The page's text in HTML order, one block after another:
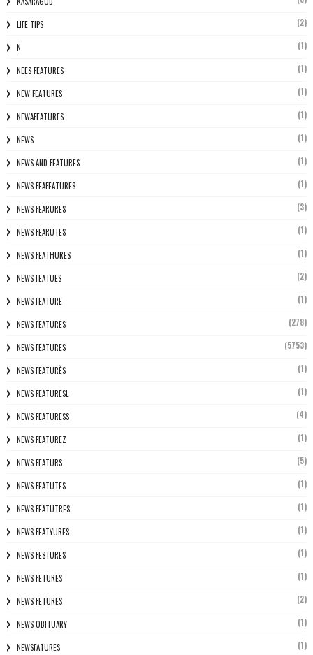
LIFE TIPS (2)
N (1)
NEES FEATURES (1)
NEW FEATURES (1)
NEWAFEATURES (1)
NEWS (1)
NEWS AND FEATURES (1)
NEWS FEAFEATURES (1)
NEWS FEARURES (3)
NEWS FEARUTES (1)
NEWS FEATHURES (1)
NEWS FEATUES (2)
NEWS FEATURE (1)
NEWS FEATURES (278)
NEWS FEATURES (5753)
NEWS FEATURÈS (1)
NEWS FEATURESL (1)
NEWS FEATURESS (4)
NEWS FEATUREZ (1)
NEWS FEATURS (5)
NEWS FEATUTES (1)
NEWS FEATUTRES (1)
NEWS FEATYURES (1)
NEWS FESTURES (1)
NEWS FETURES (1)
NEWS FETURES (2)
NEWS OBITUARY (1)
NEWSFATURES (1)